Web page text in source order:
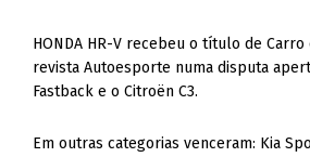
HONDA HR-V recebeu o título de Carro
revista Autoesporte numa disputa
Fastback e o Citroën C3.
Em outras categorias venceram: Kia